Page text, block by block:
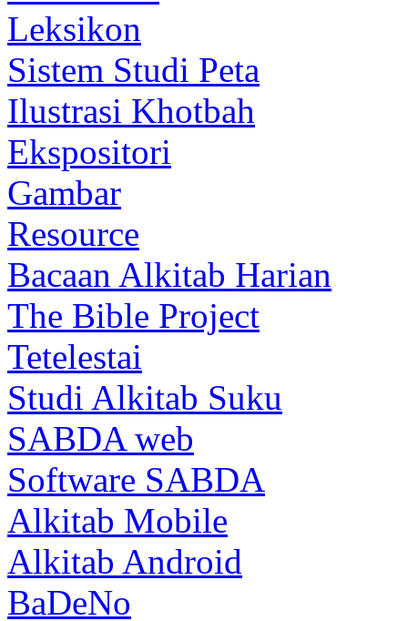
Leksikon
Sistem Studi Peta
Ilustrasi Khotbah
Ekspositori
Gambar
Resource
Bacaan Alkitab Harian
The Bible Project
Tetelestai
Studi Alkitab Suku
SABDA web
Software SABDA
Alkitab Mobile
Alkitab Android
BaDeNo